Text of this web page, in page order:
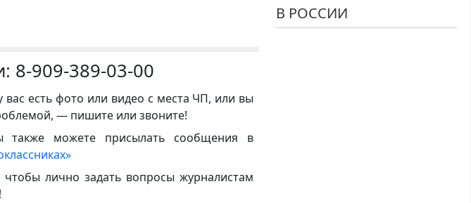
8-909-389-03-00
есть фото или видео с места ЧП, или вы
— пишите или звоните!
также можете присылать сообщения в
лично задать вопросы журналистам
В РОССИИ